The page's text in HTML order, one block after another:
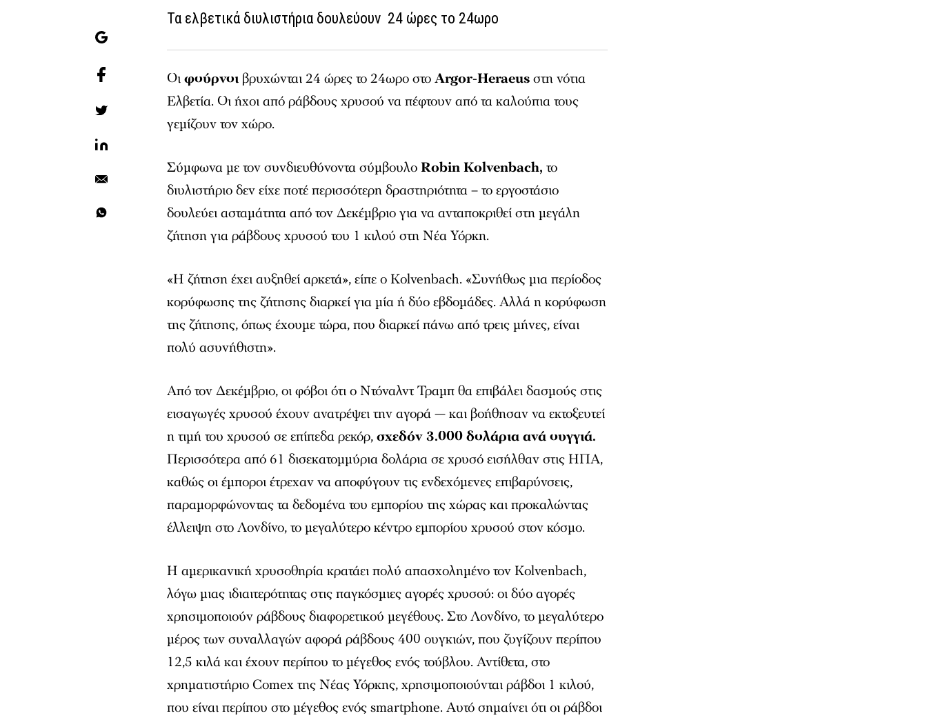
Τα ελβετικά διυλιστήρια δουλεύουν 24 ώρες το 24ωρο
Οιφούρνοι βρυχώνται 24 ώρες το 24ωρο στοArgor-Heraeusστη νότια
Ελβετία. Οι ήχοι από ράβδους χρυσού να πέφτουν από τα καλούπια τους
γεμίζουν τον χώρο.
Σύμφωνα με τον συνδιευθύνοντα σύμβουλο Robin Kolvenbach, το
διυλιστήριο δεν είχε ποτέ περισσότερη δραστηριότητα – το εργοστάσιο
δουλεύει ασταμάτητα από τον Δεκέμβριο για να ανταποκριθεί στη μεγάλη
ζήτηση για ράβδους χρυσού του 1 κιλού στη Νέα Υόρκη.
«Η ζήτηση έχει αυξηθεί αρκετά», είπε ο Kolvenbach. «Συνήθως μια περίοδος
κορύφωσης της ζήτησης διαρκεί για μία ή δύο εβδομάδες. Αλλά η κορύφωση
της ζήτησης, όπως έχουμε τώρα, που διαρκεί πάνω από τρεις μήνες, είναι
πολύ ασυνήθιστη».
Από τον Δεκέμβριο, οι φόβοι ότι ο Ντόναλντ Τραμπ θα επιβάλει δασμούς στις
εισαγωγές χρυσού έχουν ανατρέψει την αγορά — και βοήθησαν να εκτοξευτεί
η τιμή του χρυσού σε επίπεδα ρεκόρ,σχεδόν 3.000 δολάρια ανά ουγγιά.
Περισσότερα από 61 δισεκατομμύρια δολάρια σε χρυσό εισήλθαν στις ΗΠΑ,
καθώς οι έμποροι έτρεχαν να αποφύγουν τις ενδεχόμενες επιβαρύνσεις,
παραμορφώνοντας τα δεδομένα του εμπορίου της χώρας και προκαλώντας
έλλειψη στο Λονδίνο, το μεγαλύτερο κέντρο εμπορίου χρυσού στον κόσμο.
Η αμερικανική χρυσοθηρία κρατάει πολύ απασχολημένο τον Kolvenbach,
λόγω μιας ιδιαιτερότητας στις παγκόσμιες αγορές χρυσού: οι δύο αγορές
χρησιμοποιούν ράβδους διαφορετικού μεγέθους. Στο Λονδίνο, το μεγαλύτερο
μέρος των συναλλαγών αφορά ράβδους 400 ουγκιών, που ζυγίζουν περίπου
12,5 κιλά και έχουν περίπου το μέγεθος ενός τούβλου. Αντίθετα, στο
χρηματιστήριο Comex της Νέας Υόρκης, χρησιμοποιούνται ράβδοι 1 κιλού,
που είναι περίπου στο μέγεθος ενός smartphone. Αυτό σημαίνει ότι οι ράβδοι